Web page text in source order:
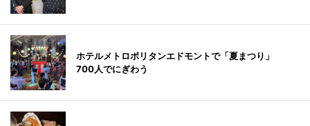
ホテルメトロポリタンエドモントで「夏まつり」
700人でにぎわう